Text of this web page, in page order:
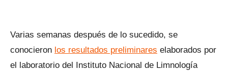
Varias semanas después de lo sucedido, se
conocieron los resultados preliminares elaborados por
el laboratorio del Instituto Nacional de Limnología